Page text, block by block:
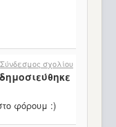
Σύνδεσμος σχολίου
δημοσιεύθηκε
φόρουμ :)